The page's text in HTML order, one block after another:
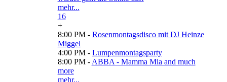
mehr...
16
+
8:00 PM - Rosenmontagsdisco mit DJ Heinze
Miggel
4:00 PM - Lumpenmontagsparty
8:00 PM - ABBA - Mamma Mia and much
more
mehr...